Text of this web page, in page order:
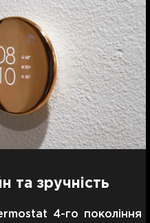
та зручність
4-го покоління